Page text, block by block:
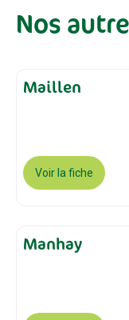
Nos
Maillen
Voir la fiche
Manhay